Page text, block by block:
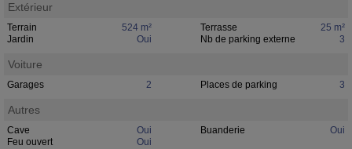
Extérieur
Terrain 524 m² Terrasse
25 m²
Jardin
Oui Nb de parking externe 3
Voiture
Garages 2 Places de parking 3
Autres
Cave Oui Buanderie
Oui
Feu ouvert
Oui